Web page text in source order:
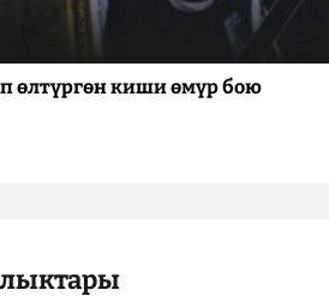
өлтүргөн киши өмүр бою